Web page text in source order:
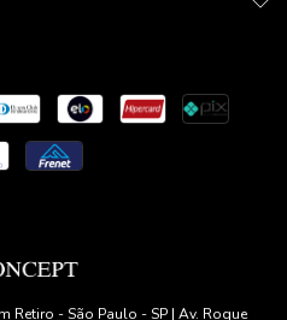
Retiro - São Paulo - SP | Av. Roque